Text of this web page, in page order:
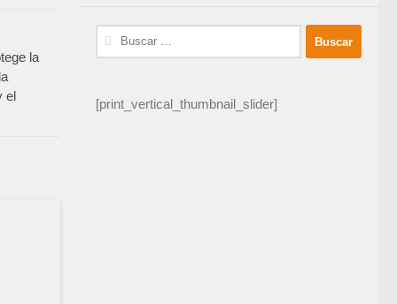
Buscar:
[print_vertical_thumbnail_slider]
la
el